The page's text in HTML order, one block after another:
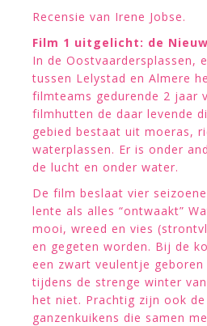
Recensie van Irene Jobse.
Film 1 uitgelicht: de
In de Oostvaardersplassen,
tussen Lelystad en Almere
filmteams gedurende 2 jaar
filmhutten de daar levende
gebied bestaat uit moeras,
waterplassen. Er is onder
de lucht en onder water.
De film beslaat vier
lente als alles “ontwaakt”
mooi, wreed en vies
en gegeten worden. Bij de
een zwart veulentje geboren
tijdens de strenge winter
het niet. Prachtig zijn ook
ganzenkuikens die samen